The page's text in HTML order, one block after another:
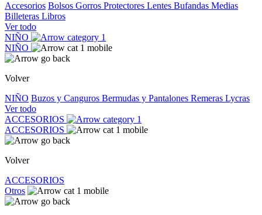
Accesorios Bolsos Gorros Protectores Lentes Bufandas Medias
Billeteras Libros
Ver todo
NIÑO
NIÑO
Volver
NIÑO Buzos y Canguros Bermudas y Pantalones Remeras Lycras
Ver todo
ACCESORIOS
ACCESORIOS
Volver
ACCESORIOS
Otros